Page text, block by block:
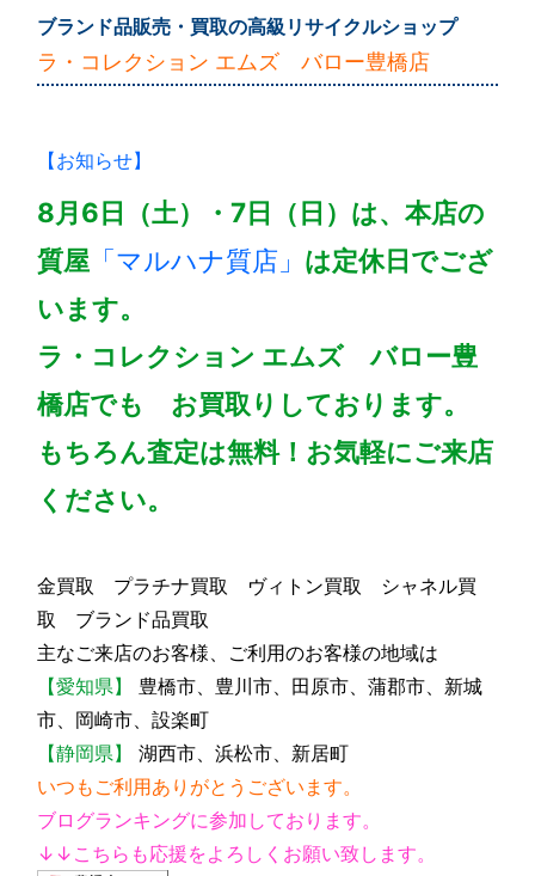
ブランド品販売・買取の高級リサイクルショップ
ラ・コレクション エムズ バロー豊橋店
【お知らせ】
8月6日（土）・7日（日）は、本店の
質屋 「マルハナ質店」 は定休日でござ
います。
ラ・コレクション エムズ バロー豊
橋店でも お買取りしております。
もちろん査定は無料！お気軽にご来店
ください。
金買取 プラチナ買取 ヴィトン買取 シャネル買
取 ブランド品買取
主なご来店のお客様、ご利用のお客様の地域は
【愛知県】
豊橋市、豊川市、田原市、蒲郡市、新城
市、岡崎市、設楽町
【静岡県】
湖西市、浜松市、新居町
いつもご利用ありがとうございます。
ブログランキングに参加しております。
↓↓こちらも応援をよろしくお願い致します。